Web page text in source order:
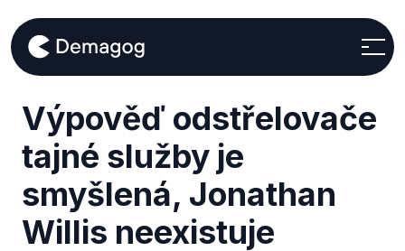
Výpověď odstřelovače
tajné služby je
smyšlená, Jonathan
Willis neexistuje